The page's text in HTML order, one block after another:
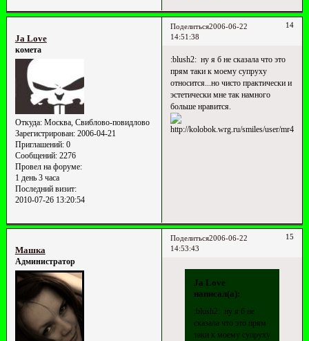
Поделиться 14
2006-06-22
14:51:38
Ja Love
комета
Откуда:Москва, Свиблово-повидлово
Зарегистрирован: 2006-04-21
Приглашений:0
Сообщений:2276
Провел на форуме:
1 день 3 часа
Последний визит:
2010-07-26 13:20:54
:blush2: ну я б не сказала что это
прям таки к моему супруху
относится...но чисто практически и
эстетически мне так намного
больше нравится.
Поделиться 15
2006-06-22
14:53:43
Машка
Администратор
Ja Love
написал(а):
:blush2: ну я б не
сказала что это прям
таки к моему супруху